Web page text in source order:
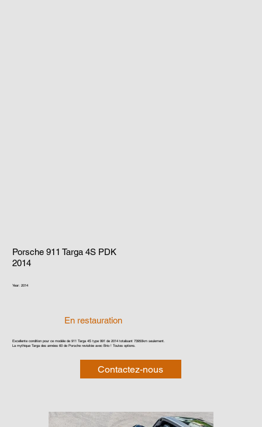
Excellente condition pour ce modèle de 911 Targa 4S type 991 de 2014 totalisant 73950km seulement.
La mythique Targa des années 60 de Porsche revisitée avec Brio ! Toutes options.
Contactez-nous
Porsche 911 Targa 4S PDK
2014
Year: 2014
En restauration